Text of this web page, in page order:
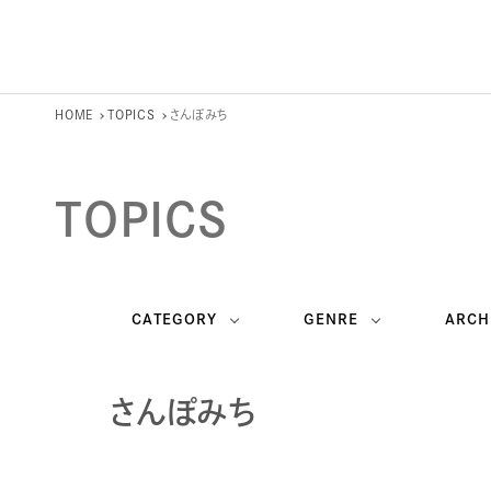
HOME TOPICS さんぽみち
TOPICS
CATEGORY GENRE
さんぽみち